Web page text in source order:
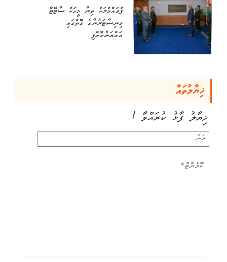
ފުވައްމުލަކު ތިން މީހަކު ސްޓޭޓް
މިނިސްޓަރުންގެ ގޮތުގައި
އައްޔަންކޮށްފި
ޚިޔާލުތައް
ޚިޔާލު ފާޅު ކުރައްވާ !